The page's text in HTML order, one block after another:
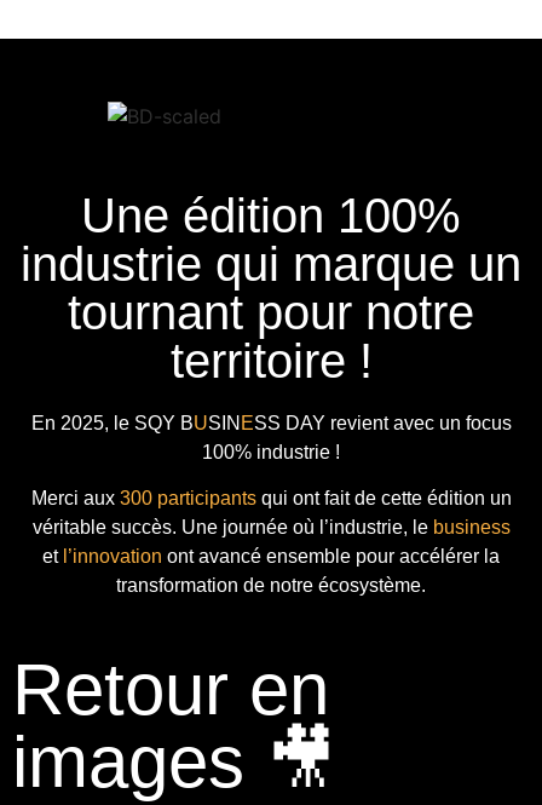
Une édition 100%
industrie qui marque un
tournant pour notre
territoire !
En 2025, le SQY BUSIN ESS DAY revient avec un focus
100% industrie !
Merci aux 300 participantsqui ont fait de cette édition un
véritable succès. Une journée où l’industrie, le business
et l’innovation ont avancé ensemble pour accélérer la
transformation de notre écosystème.
Retour en
images 🎥